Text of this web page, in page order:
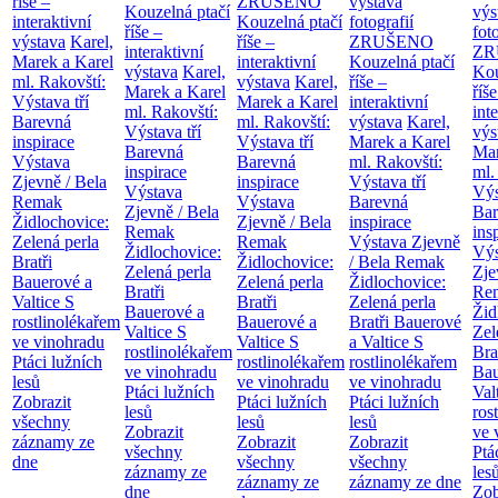
interaktivní
výstava Karel,
Marek a Karel
ml. Rakovští:
Výstava tří
Barevná
inspirace
Výstava
Zjevně / Bela
Remak
Židlochovice:
Zelená perla
Bratři
Bauerové a
Valtice S
rostlinolékařem
ve vinohradu
Ptáci lužních
lesů
Zobrazit
všechny
záznamy ze
dne
Kouzelná ptačí
říše –
interaktivní
výstava Karel,
Marek a Karel
ml. Rakovští:
Výstava tří
Barevná
inspirace
Výstava
Zjevně / Bela
Remak
Židlochovice:
Zelená perla
Bratři
Bauerové a
Valtice S
rostlinolékařem
ve vinohradu
Ptáci lužních
lesů
Zobrazit
všechny
záznamy ze
dne
Kouzelná ptačí
říše –
interaktivní
výstava Karel,
Marek a Karel
ml. Rakovští:
Výstava tří
Barevná
inspirace
Výstava
Zjevně / Bela
Remak
Židlochovice:
Zelená perla
Bratři
Bauerové a
Valtice S
rostlinolékařem
ve vinohradu
Ptáci lužních
lesů
Zobrazit
všechny
záznamy ze
fotografií
ZRUŠENO
Kouzelná ptačí
říše –
interaktivní
výstava Karel,
Marek a Karel
ml. Rakovští:
Výstava tří
Barevná
inspirace
Výstava Zjevně
/ Bela Remak
Židlochovice:
Zelená perla
Bratři Bauerové
a Valtice S
rostlinolékařem
ve vinohradu
Ptáci lužních
lesů
Zobrazit
všechny
záznamy ze dne
ml.
ve